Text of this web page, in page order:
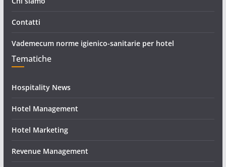
Contatti
Vademecum norme igienico-sanitarie per hotel
Tematiche
Hospitality News
Hotel Management
Hotel Marketing
Revenue Management